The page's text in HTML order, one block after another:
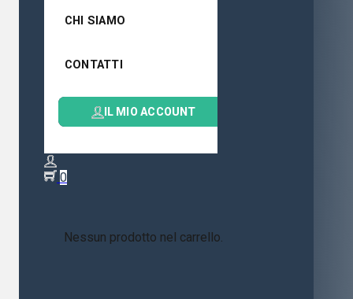
CHI SIAMO
CONTATTI
IL MIO ACCOUNT
0
Nessun prodotto nel carrello.